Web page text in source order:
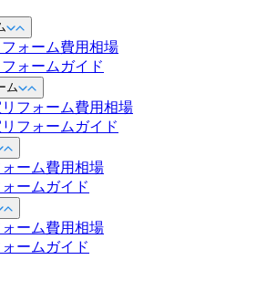
ォーム費用相場
ォームガイド
ム
フォーム費用相場
フォームガイド
ォーム費用相場
ォームガイド
ーム費用相場
ームガイド